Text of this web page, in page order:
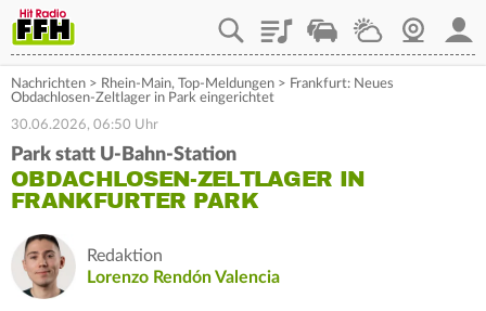
PlaylistStaupilotWetterWebcam
Nachrichten > Rhein-Main, Top-Meldungen > Frankfurt: Neues
Obdachlosen-Zeltlager in Park eingerichtet
30.06.2026, 06:50 Uhr
Park statt U-Bahn-Station
OBDACHLOSEN-ZELTLAGER IN
FRANKFURTER PARK
Redaktion
Lorenzo Rendón Valencia